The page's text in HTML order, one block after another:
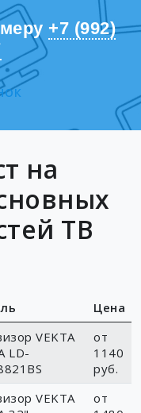
+7 (992)
на
ТВ
Цена
VEKTA
LD-
от
1140
руб.
VEKTA
от